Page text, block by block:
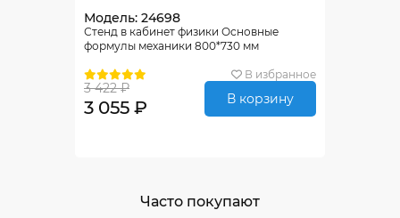
Модель: 24698
Стенд в кабинет физики Основные
формулы механики 800*730 мм
В избранное
3 422 ₽
3 055 ₽ В корзину
Часто покупают